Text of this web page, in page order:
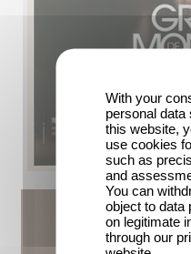
With your
personal
this website,
use cookies
such as
and
You can
object to data
on legitimate
through our